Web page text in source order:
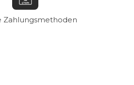
Zahlungsmethoden